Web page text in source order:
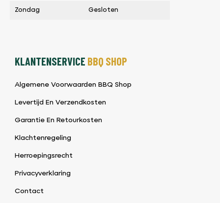
Zondag Gesloten
KLANTENSERVICE BBQ SHOP
Algemene Voorwaarden BBQ Shop
Levertijd En Verzendkosten
Garantie En Retourkosten
Klachtenregeling
Herroepingsrecht
Privacyverklaring
Contact